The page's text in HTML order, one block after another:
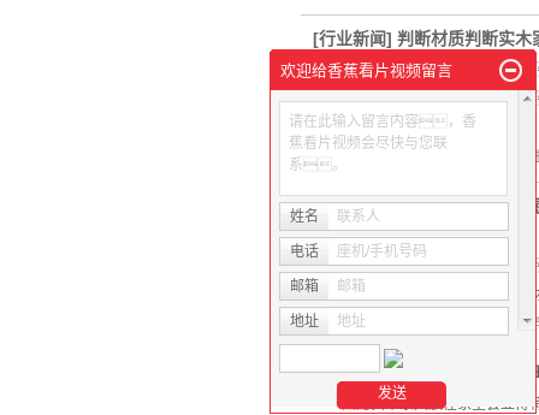
[行业新闻] 判断材质判断实木
因为实木家具的价格普遍较高
何买到质量真正好的实木家具
具。 当我走进店里
发布时间：2023-01-20 点
[行业新闻]实木会比普通木
也许很多人不知道，不
图案。仔细观察就能发现
的质感。基于完全天然木
发布时间：2023-01-05
[常见问题]在选择实木家具
因为实木家具放在家里会显得
欢迎给香蕉看片视频留言
请在此输入留言内容，香
蕉看片视频会尽快与您联
系。
姓名 联系人
电话 座机/手机号码
邮箱 邮箱
地址 地址